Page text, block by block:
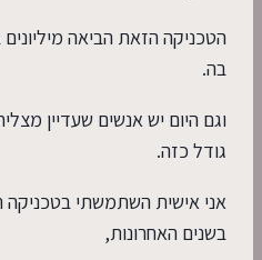
הטכניקה הזאת הביאה
בה.
וגם היום יש אנשים שעדיין
גודל כזה.
בשנים האחרונות,